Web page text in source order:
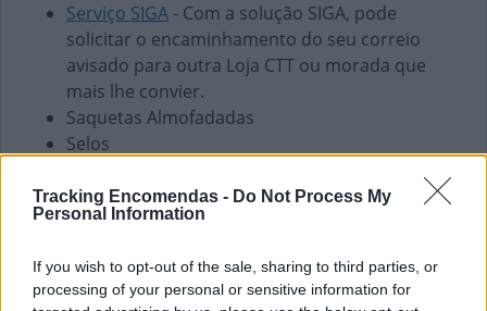
Tracking Encomendas - Do Not Process My
Personal Information
If you wish to opt-out of the sale, sharing to third parties, or
processing of your personal or sensitive information for
Serviço SIGA - Com a solução SIGA, pode
solicitar o encaminhamento do seu correio
avisado para outra Loja CTT ou morada que
mais lhe convier.
Saquetas Almofadadas
Selos
Finanças e Pagamentos
Envio de vales - Internacionais
Pagamento de Coimas
Pagamento de Faturas